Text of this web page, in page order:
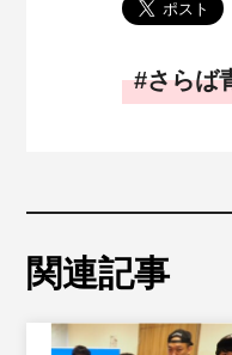
さらば
関連記事